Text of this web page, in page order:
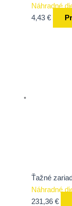
Náhradné
4,43 €
Ťažné
Náhradné
231,36 €